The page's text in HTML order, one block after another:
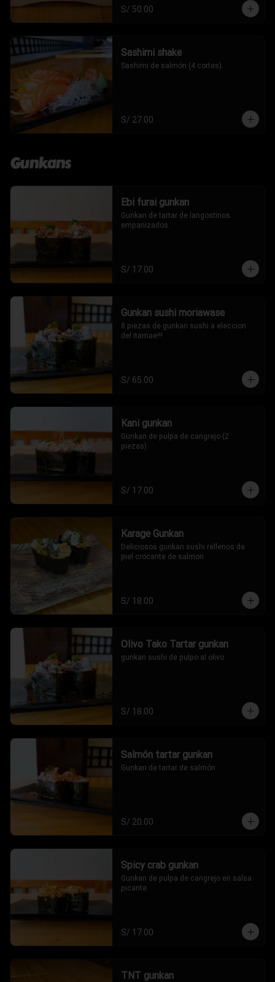
S/ 50.00
Sashimi shake
Sashimi de salmón (4 cortes).
S/ 27.00
Gunkans
Ebi furai gunkan
Gunkan de tartar de langostinos
empanizados.
S/ 17.00
Gunkan sushi moriawase
8 piezas de gunkan sushi a eleccion
del itamae!!!
S/ 65.00
Kani gunkan
Gunkan de pulpa de cangrejo (2
piezas).
S/ 17.00
Karage Gunkan
Deliciosos gunkan sushi rellenos de
piel crocante de salmon
S/ 18.00
Olivo Tako Tartar gunkan
gunkan sushi de pulpo al olivo
S/ 18.00
Salmón tartar gunkan
Gunkan de tartar de salmón.
S/ 20.00
Spicy crab gunkan
Gunkan de pulpa de cangrejo en salsa
picante.
S/ 17.00
TNT gunkan